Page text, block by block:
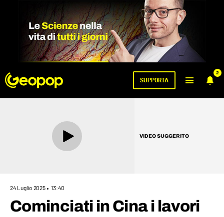
2
SUPPORTA
VIDEO SUGGERITO
24 Luglio 2025 13:40
Cominciati in Cina i lavori